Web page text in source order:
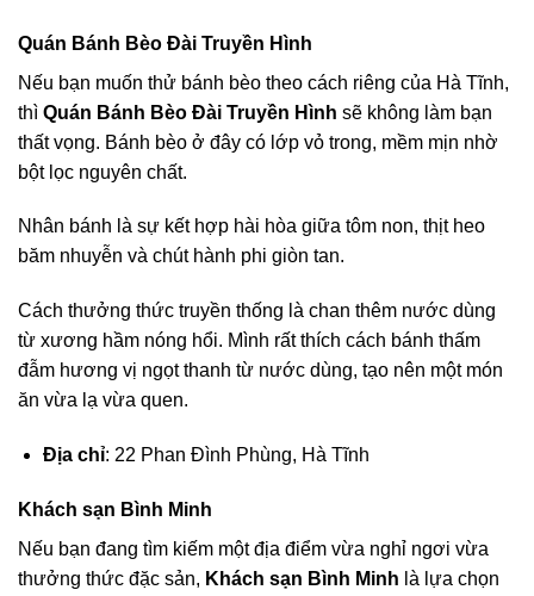
Quán Bánh Bèo Đài Truyền Hình
Nếu bạn muốn thử bánh bèo theo cách riêng của Hà Tĩnh,
thì Quán Bánh Bèo Đài Truyền Hình sẽ không làm bạn
thất vọng. Bánh bèo ở đây có lớp vỏ trong, mềm mịn nhờ
bột lọc nguyên chất.
Nhân bánh là sự kết hợp hài hòa giữa tôm non, thịt heo
băm nhuyễn và chút hành phi giòn tan.
Cách thưởng thức truyền thống là chan thêm nước dùng
từ xương hầm nóng hổi. Mình rất thích cách bánh thấm
đẫm hương vị ngọt thanh từ nước dùng, tạo nên một món
ăn vừa lạ vừa quen.
Địa chỉ: 22 Phan Đình Phùng, Hà Tĩnh
Khách sạn Bình Minh
Nếu bạn đang tìm kiếm một địa điểm vừa nghỉ ngơi vừa
thưởng thức đặc sản, Khách sạn Bình Minh là lựa chọn